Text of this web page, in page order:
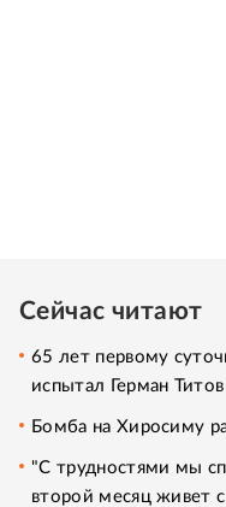
Сейчас читают
65 лет первому
испытал Герман
Бомба на Хиросиму
"С трудностями мы
второй месяц живет